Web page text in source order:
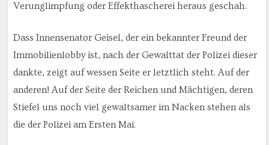
Verunglimpfung oder Effekthascherei heraus geschah.
Dass Innensenator Geisel, der ein bekannter Freund der
Immobilienlobby ist, nach der Gewalttat der Polizei dieser
dankte, zeigt auf wessen Seite er letztlich steht. Auf der
anderen! Auf der Seite der Reichen und Mächtigen, deren
Stiefel uns noch viel gewaltsamer im Nacken stehen als
die der Polizei am Ersten Mai.